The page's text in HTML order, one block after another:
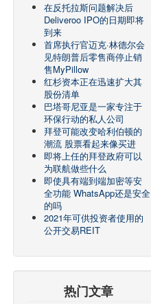
在反托拉斯问题解决后
Deliveroo IPO的日期即将
到来
首席执行官迈克·林德尔会
见特朗普后零售商停止销
售MyPillow
红杉资本正在迅速扩大其
股份清单
巴塔哥尼亚是一家专注于
环保行动的私人公司
拜登可能改变哈利伯顿的
潮流 股票看起来像买进
即将上任的拜登政府可以
为联航做些什么
即使具有端到端加密等安
全功能 WhatsApp还是安全
的吗
2021年可供投资者使用的
公开交易REIT
热门文章